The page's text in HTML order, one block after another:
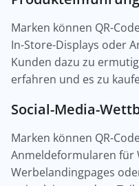
Marken können QR-
In-Store-Displays oder
Kunden dazu zu
erfahren und es zu
Social-Media-
Marken können QR-
Anmeldeformularen für
Werbelandingpages